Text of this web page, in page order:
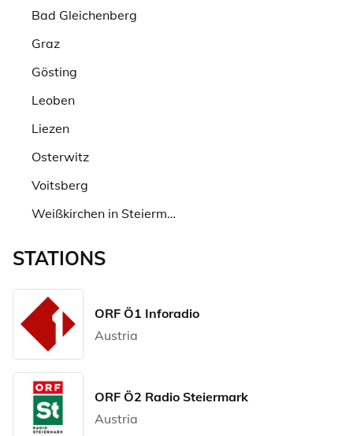
Bad Gleichenberg
Graz
Gösting
Leoben
Liezen
Osterwitz
Voitsberg
Weißkirchen in Steiermark
STATIONS
ORF Ö1 Inforadio
Austria
ORF Ö2 Radio Steiermark
Austria